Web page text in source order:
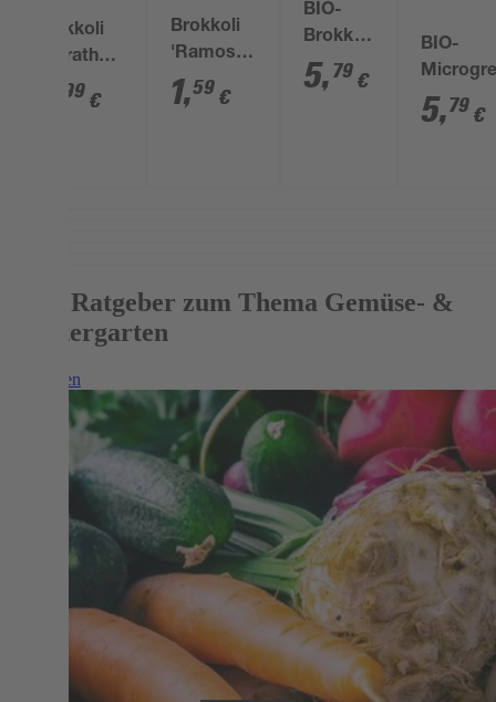
Brokkoli
'Marathon'
Hybride
99 €
Brokkoli
'Ramoso
calabrese'
1,59 €
BIO-
Brokkoli
'Bobby'
5,79 €
BIO-
Pads
Brokkoli
5,79 €
Mehr Ratgeber zum Thema Gemüse- &
Kräutergarten
Weiterlesen